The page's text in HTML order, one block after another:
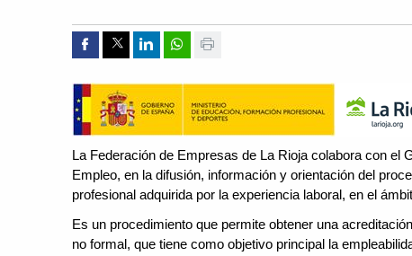
Compartir por Facebook
Compartir por Twitter
Compartir por Linkedin
Compartir por whatsapp
La Federación de Empresas de La Rioja colabora con el
Empleo, en la difusión, información y orientación del
profesional adquirida por la experiencia laboral, en el
Es un procedimiento que permite obtener una
no formal, que tiene como objetivo principal la